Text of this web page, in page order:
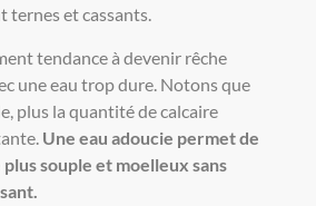
ternes et cassants.
tendance à devenir rêche
une eau trop dure. Notons que
plus la quantité de calcaire
Une eau adoucie permet de
souple et moelleux sans